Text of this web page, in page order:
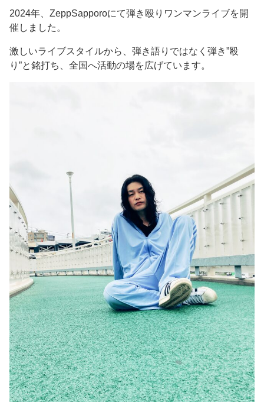
2024年、ZeppSapporoにて弾き殴りワンマンライブを開
催しました。
激しいライブスタイルから、弾き語りではなく弾き”殴
り”と銘打ち、全国へ活動の場を広げています。